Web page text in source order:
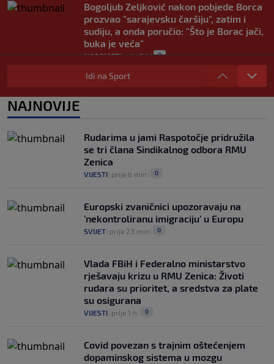
Bogoljub Zeljković nakon pobjede Borca
prozvao "sarajevsku čaršiju", zatim i
sudiju, a onda poručio: "Što je Borac jači,
buka je veća"
NOGOMET|prije 2 h| 0
Nova kriza potresa FIFA-u: Gianni
Infantino je sada optužen za "obmanu"
0
Juventusa već oduševljene: "Može biti
okosnica tima"
0
Idi na Sport
NAJNOVIJE
Rudarima u jami Raspotočje pridružila
se tri člana Sindikalnog odbora RMU
Zenica
VIJESTI prije 6 min 0
Europski zvaničnici upozoravaju na
'nekontroliranu imigraciju' u Europu
SVIJET prije 23 min 0
Vlada FBiH i Federalno ministarstvo
rješavaju krizu u RMU Zenica: Životi
rudara su prioritet, a sredstva za plate
su osigurana
VIJESTI prije 1 h 0
Covid povezan s trajnim oštećenjem
dopaminskog sistema u mozgu